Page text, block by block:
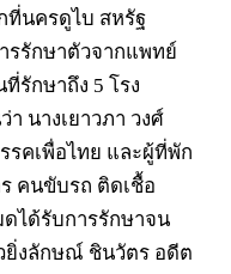
ที่นครดูไบ สหรัฐ
รรักษาตัวจากแพทย์
รักษาถึง 5 โรง
นางเยาวภา วงศ์
รคเพื่อไทย และผู้ที่พัก
คนขับรถ ติดเชื้อ
ได้รับการรักษาจน
ยิ่งลักษณ์ ชินวัตร อดีต